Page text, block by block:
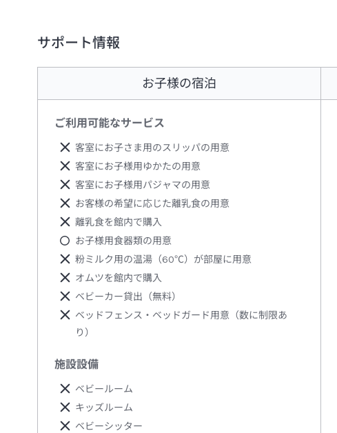
サポート情報
お子様の宿泊
ご利用可能なサービス
客室にお子さま用のスリッパの用意
客室にお子様用ゆかたの用意
客室にお子様用パジャマの用意
お客様の希望に応じた離乳食の用意
離乳食を館内で購入
お子様用食器類の用意
粉ミルク用の温湯（60℃）が部屋に用意
オムツを館内で購入
ベビーカー貸出（無料）
ベッドフェンス・ベッドガード用意（数に制限あ
り）
施設設備
ベビールーム
キッズルーム
ベビーシッター